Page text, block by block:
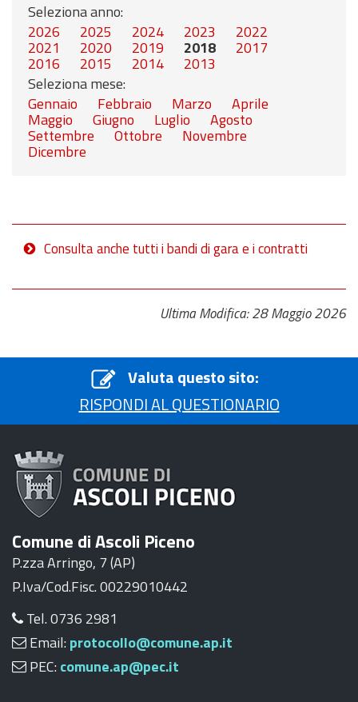
Seleziona anno:
2026
2025 2024 2023 2022
2021 2020 2019 2018 2017
2016 2015 2014
2013
Seleziona mese:
Gennaio
Febbraio Marzo Aprile
Maggio Giugno Luglio Agosto
Settembre Ottobre Novembre
Dicembre
Consulta anche tutti i bandi di gara e i contratti
Ultima Modifica: 28 Maggio 2026
Valuta questo sito:
RISPONDI AL QUESTIONARIO
Comune di Ascoli Piceno
P.zza Arringo, 7 (AP)
P.Iva/Cod.Fisc. 00229010442
Tel. 0736 2981
Email: protocollo@comune.ap.it
PEC: comune.ap@pec.it